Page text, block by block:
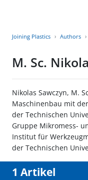
Joining Plastics Authors
M. Sc.
Nikolas Sawczyn, M.
Maschinenbau mit
der Technischen
Gruppe Mikromess-
Institut für
der Technischen
1 Artikel